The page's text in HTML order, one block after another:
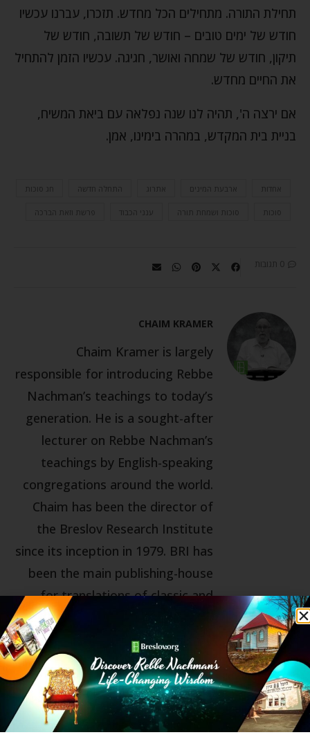
תחילת התורה. מתחילים הכל מחדש. תזכרו, עברנו עכשיו
חודש של ימים טובים – חודש של תשובה, חודש של
תיקון, חודש של שמחה ואושר, חגיגה. עכשיו הזמן להתחיל
את החיים מחדש.
אם ירצה ה', תהיה לנו שנה נפלאה עם ביאת המשיח,
בניית בית המקדש, במהרה בימינו, אמן.
אחדות ארבעת המינים אתרוג התחלה חדשה חג סוכות
סוכות סוכות ושמחת תורה פרשת וזאת הברכה
0 תגובות
CHAIM KRAMER
Chaim Kramer is largely
responsible for introducing Rebbe
Nachman’s teachings to today’s
generation. He is a sought-after
lecturer on Rebbe Nachman’s
teachings by English-speaking
congregations around the world.
Chaim has been the director of
the Breslov Research Institute
since its inception in 1979. BRI has
been the main publishing-house
for translations of classic and
contemporary Breslov books.
More than 100 titles are currently
in print, in English, Hebrew,
Russian, Spanish, French, and
even Korean. Chaim himself, is the
author of “Through Fire and